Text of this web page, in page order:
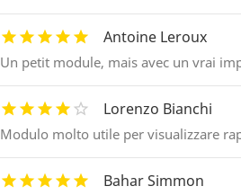
Antoine Leroux
Un petit module, mais avec un vrai
Lorenzo Bianchi
Modulo molto utile per visualizzare
Bahar Simmon